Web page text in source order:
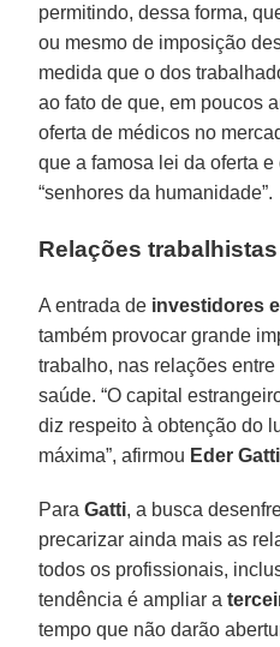
permitindo, dessa forma,
ou mesmo de imposição
medida que o dos
ao fato de que, em poucos
oferta de médicos no
que a famosa lei da oferta
“senhores da humanidade”.
Relações trabalhistas
A entrada de investidores
também provocar grande
trabalho, nas relações
saúde. “O capital
diz respeito à obtenção do
máxima”, afirmou Eder Gatti
ParaGatti, a busca
precarizar ainda mais as
todos os profissionais,
tendência é ampliar a
tempo que não darão